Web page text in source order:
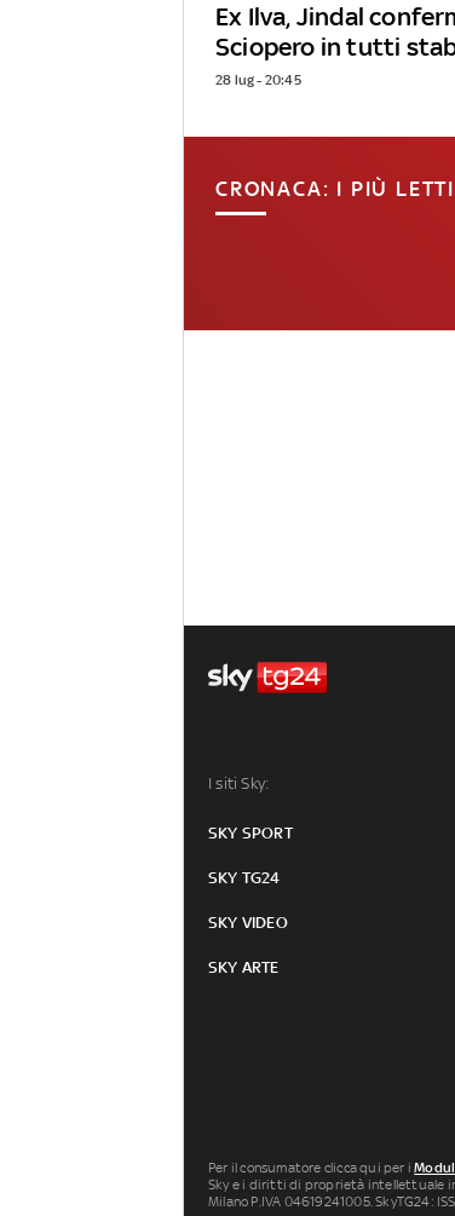
Ex Ilva, Jindal
Sciopero in tutti
28 lug - 20:45
CRONACA: I PIÙ LETTI
I siti Sky:
SKY SPORT
SKY TG24
SKY VIDEO
SKY ARTE
Per il consumatore clicca qui per i
Sky e i diritti di proprietà intellettuale in
Milano P.IVA 04619241005. SkyTG24: